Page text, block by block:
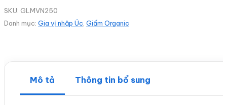
SKU: GLMVN250
Danh mục: Gia vị nhập Úc Giấm Organic
Mô tả Thông tin bổ sung